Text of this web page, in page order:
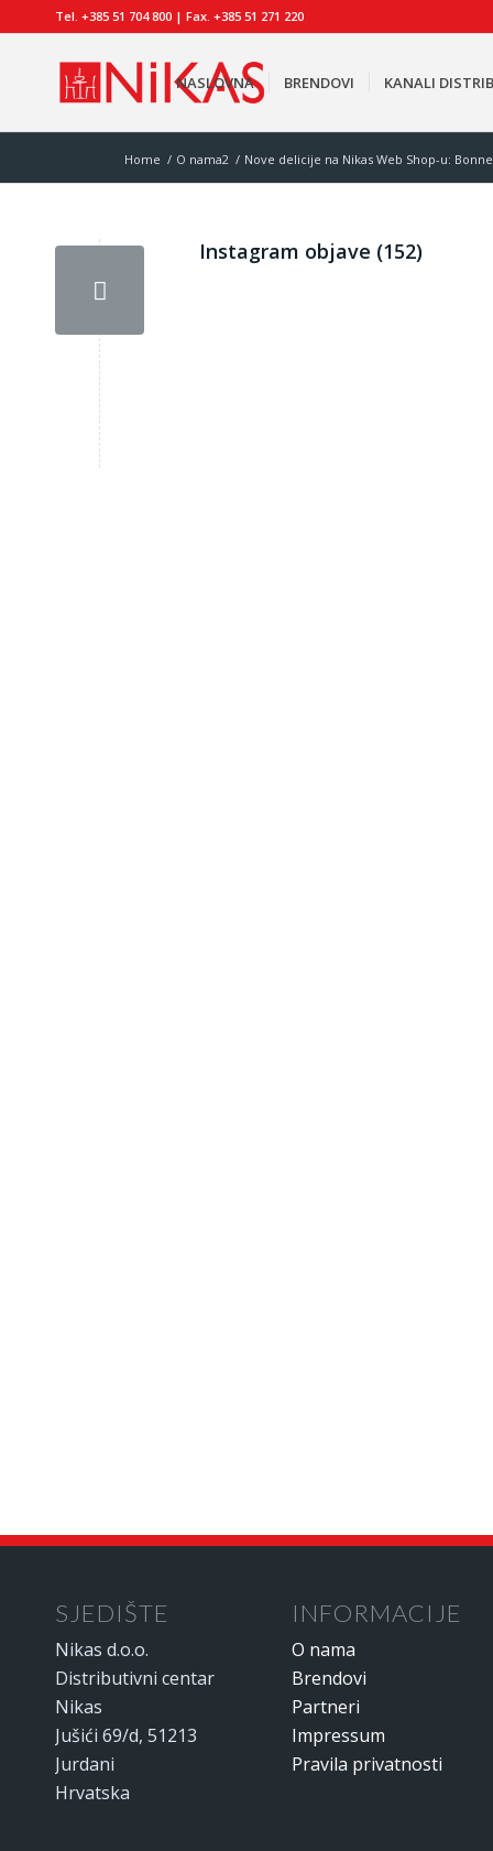
Tel. +385 51 704 800 | Fax. +385 51 271 220
NASLOVNA BRENDOVI KANALI
Home / O nama2 / Nove delicije na Nikas Web Shop-u:
Instagram objave (152)
SJEDIŠTE
Nikas d.o.o.
Distributivni centar
Nikas
Jušići 69/d, 51213
Jurdani
Hrvatska
INFORMACIJE
O nama
Brendovi
Partneri
Impressum
Pravila privatnosti